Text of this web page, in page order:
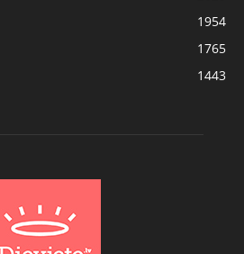
1954
1765
1443